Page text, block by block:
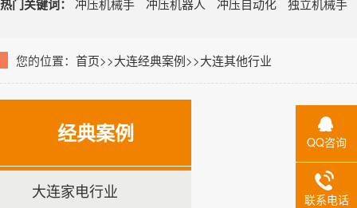
热门关键词： 冲压机械手 冲压机器人 冲压自动化 独立机械手
您的位置： 首页>>大连经典案例>>大连其他行业
经典案例
大连家电行业
QQ咨询
联系电话